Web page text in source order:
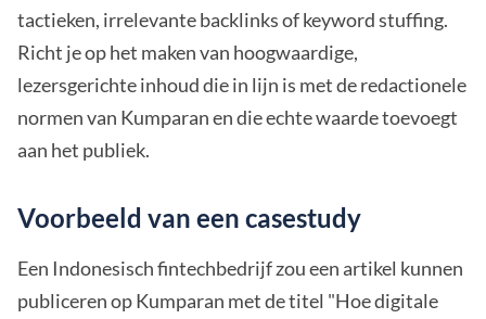
tactieken, irrelevante backlinks of keyword stuffing.
Richt je op het maken van hoogwaardige,
lezersgerichte inhoud die in lijn is met de redactionele
normen van Kumparan en die echte waarde toevoegt
aan het publiek.
Voorbeeld van een casestudy
Een Indonesisch fintechbedrijf zou een artikel kunnen
publiceren op Kumparan met de titel "Hoe digitale